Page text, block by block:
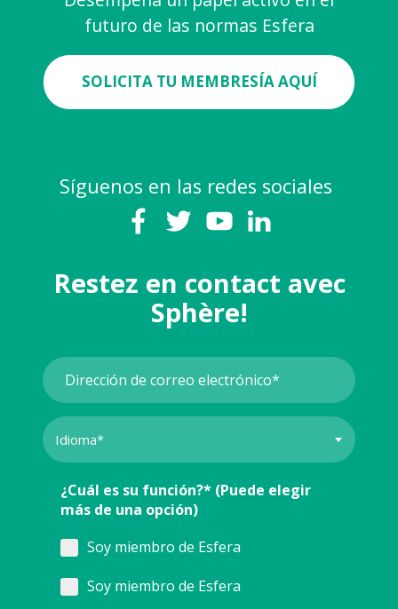
futuro de las normas Esfera
SOLICITA TU MEMBRESÍA AQUÍ
Síguenos en las redes sociales
Restez en contact avec
Sphère!
¿Cuál es su función?* (Puede elegir
más de una opción)
Soy miembro de Esfera
Soy miembro de Esfera